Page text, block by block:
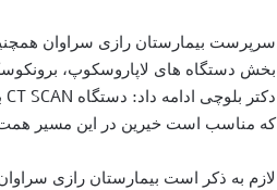
سرپرست بیمارستان رازی سراوان
بخش دستگاه های لاپاروسکوپ،
که مناسب است خیرین در این مسیر همت